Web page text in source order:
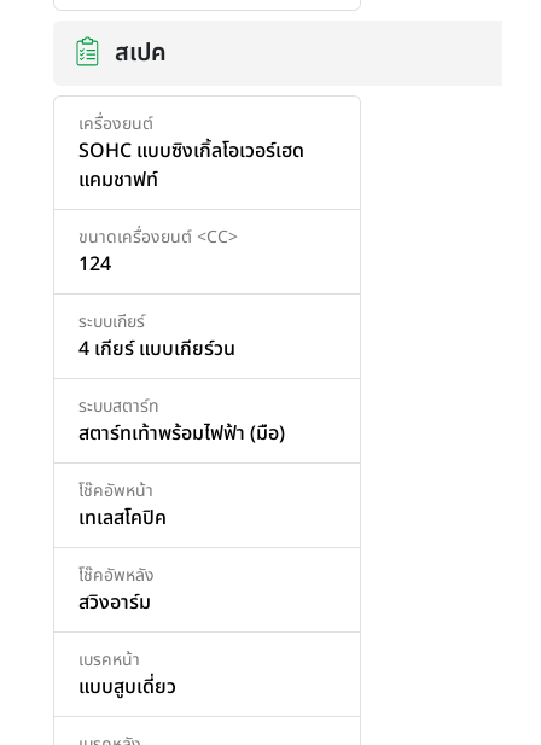
สเปค
เครื่องยนต์
SOHC แบบซิงเกิ้ลโอเวอร์เฮด
แคมชาฟท์
ขนาดเครื่องยนต์ <CC>
124
ระบบเกียร์
4 เกียร์ แบบเกียร์วน
ระบบสตาร์ท
สตาร์ทเท้าพร้อมไฟฟ้า (มือ)
โช๊คอัพหน้า
เทเลสโคปิค
โช๊คอัพหลัง
สวิงอาร์ม
เบรคหน้า
แบบสูบเดี่ยว